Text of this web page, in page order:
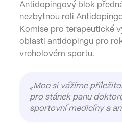
Antidopingový blok
nezbytnou roli
Komise pro terapeutické
oblasti antidopingu pro
vrcholovém sportu.
„Moc si vážíme
pro stánek panu
sportovní medicíny a